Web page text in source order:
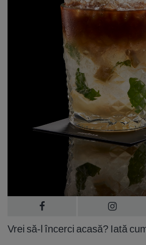
Vrei să-l încerci acasă? Iată